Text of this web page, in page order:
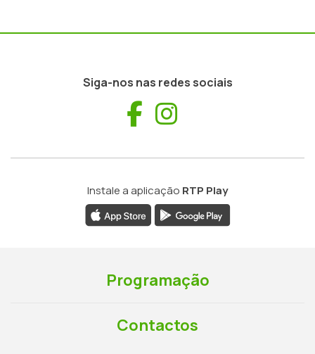
Siga-nos nas redes sociais
Facebook
Instale a aplicação RTP Play
Programação
Contactos